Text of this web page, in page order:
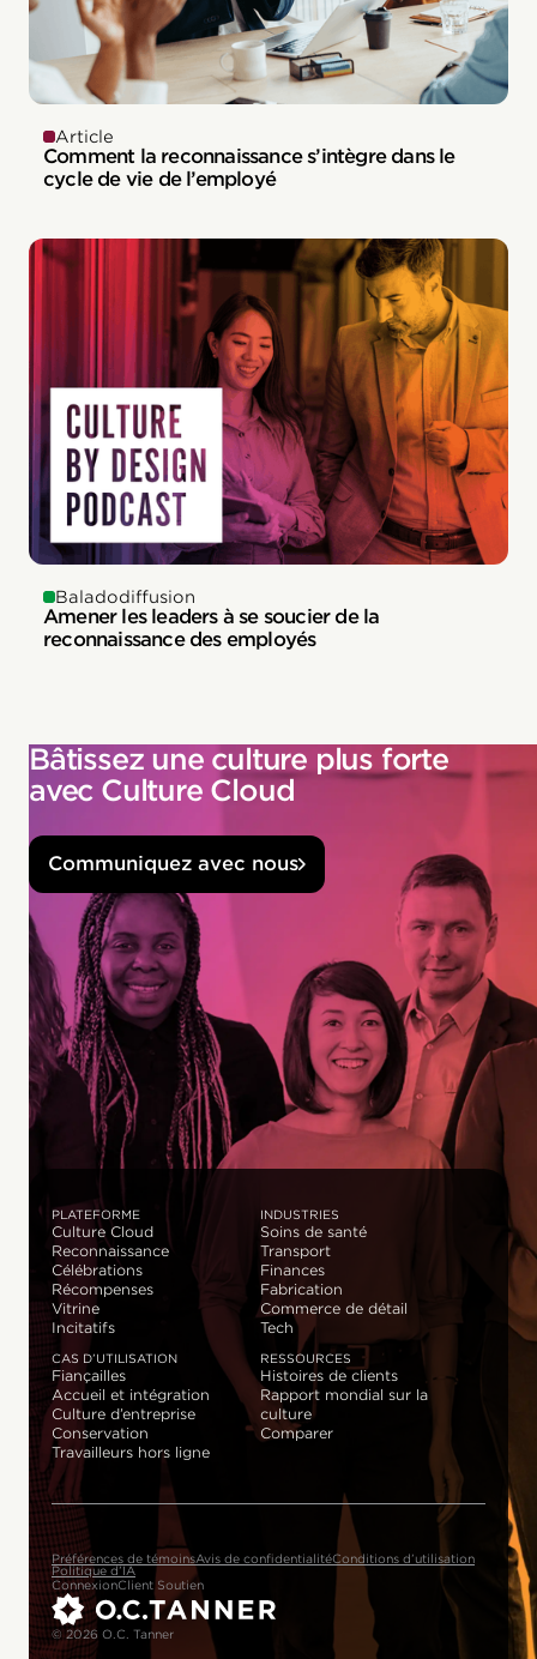
Article
Comment la reconnaissance s’intègre dans le
cycle de vie de l’employé
Baladodiffusion
Amener les leaders à se soucier de la
reconnaissance des employés
Bâtissez une culture plus forte
avec Culture Cloud
Communiquez avec nous
PLATEFORME
Culture Cloud
Reconnaissance
Célébrations
Récompenses
Vitrine
Incitatifs
INDUSTRIES
Soins de santé
Transport
Finances
Fabrication
Commerce de détail
Tech
CAS D’UTILISATION
Fiançailles
Accueil et intégration
Culture d’entreprise
Conservation
Travailleurs hors ligne
RESSOURCES
Histoires de clients
Rapport mondial sur la
culture
Comparer
Préférences de témoinsAvis de confidentialitéConditions d’utilisation
Politique d’IA
ConnexionClient Soutien
© 2026 O.C. Tanner